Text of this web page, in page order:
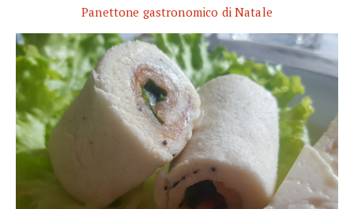
Panettone gastronomico di Natale